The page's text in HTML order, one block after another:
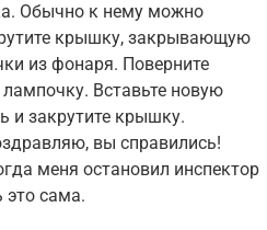
Обычно к нему можно
крышку, закрывающую
из фонаря. Поверните
Вставьте новую
и закрутите крышку.
вы справились!
меня остановил инспектор
это сама.